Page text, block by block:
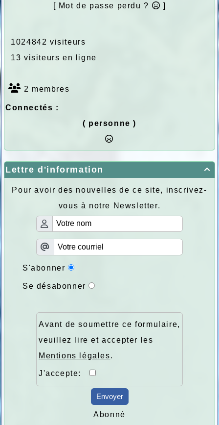
[ Mot de passe perdu ? ]
1024842 visiteurs
13 visiteurs en ligne
2 membres
Connectés :
( personne )

Lettre d'information
Pour avoir des nouvelles de ce site, inscrivez-
vous à notre Newsletter.
S'abonner
Se désabonner
Avant de soumettre ce formulaire,
veuillez lire et accepter les
Mentions légales.
J'accepte:
Envoyer
Abonné